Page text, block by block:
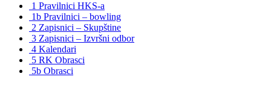
1 Pravilnici HKS-a
1b Pravilnici – bowling
2 Zapisnici – Skupštine
3 Zapisnici – Izvršni odbor
4 Kalendari
5 RK Obrasci
5b Obrasci